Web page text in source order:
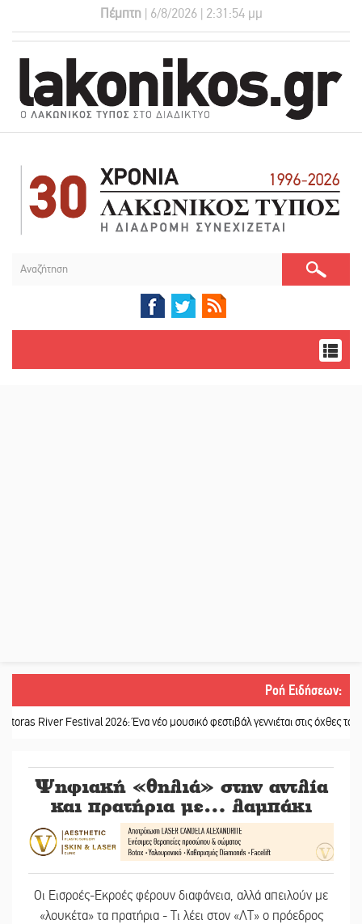
Πέμπτη | 6/8/2026 | 2:31:55 μμ
Ροή Ειδήσεων:
Festival 2026: Ένα νέο μουσικό φεστιβάλ γεννιέται στις όχθες του ποταμού
Ψηφιακή «θηλιά» στην αντλία
και πρατήρια με… λαμπάκι
Οι Εισροές-Εκροές φέρουν διαφάνεια, αλλά απειλούν με
«λουκέτα» τα πρατήρια - Τι λέει στον «ΛΤ» ο πρόεδρος